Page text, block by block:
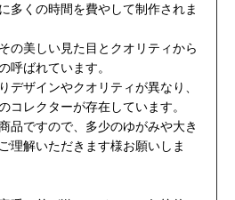
多くの時間を費やして制作されま
の美しい見た目とクオリティから
呼ばれています。
デザインやクオリティが異なり、
コレクターが存在しています。
品ですので、多少のゆがみや大き
理解いただきます様お願いしま